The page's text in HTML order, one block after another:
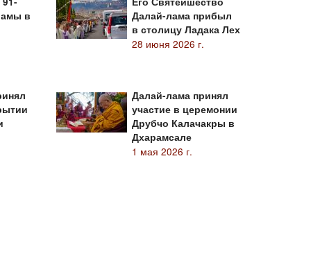
в
Далай-лама прибыл
в столицу Ладака Лех
28 июня 2026 г.
Далай-лама принял
участие в церемонии
Друбчо Калачакры в
Дхарамсале
1 мая 2026 г.